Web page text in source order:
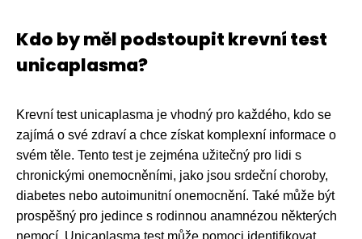
Kdo by měl podstoupit krevní test
unicaplasma?
Krevní test unicaplasma je vhodný pro každého, kdo se
zajímá o své zdraví a chce získat komplexní informace o
svém těle. Tento test je zejména užitečný pro lidi s
chronickými onemocněními, jako jsou srdeční choroby,
diabetes nebo autoimunitní onemocnění. Také může být
prospěšný pro jedince s rodinnou anamnézou některých
nemocí. Unicaplasma test může pomoci identifikovat